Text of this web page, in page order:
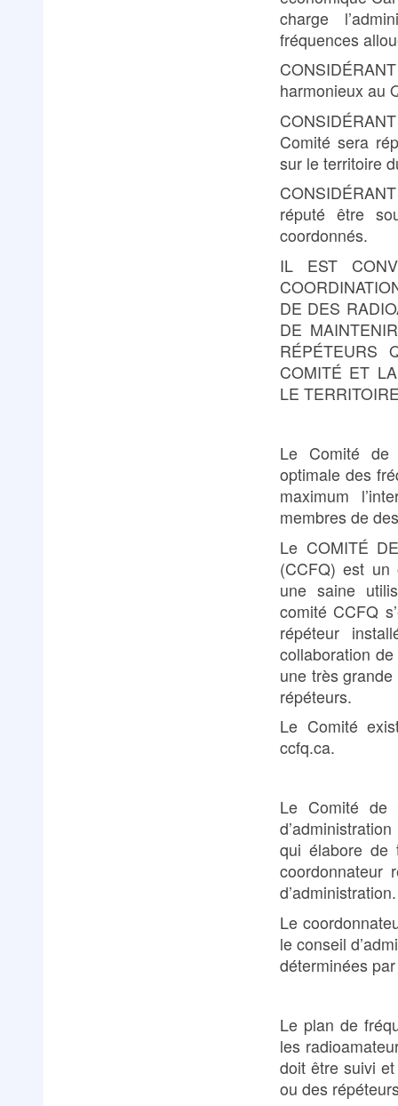
charge
fréquences
harmonieux au
Comité sera
sur le territoire
réputé être
coordonnés.
IL EST
DE DES
DE
RÉPÉTEURS
COMITÉ ET
LE
Le Comité de
optimale des
maximum
membres de
Le COMITÉ
(CCFQ) est un
une saine
comité CCFQ
répéteur
collaboration
une très
répéteurs.
Le Comité
ccfq.ca.
Le Comité de
qui élabore de
coordonnateur
d’administration.
Le
le conseil
déterminées
Le plan de
les
doit être suivi
ou des